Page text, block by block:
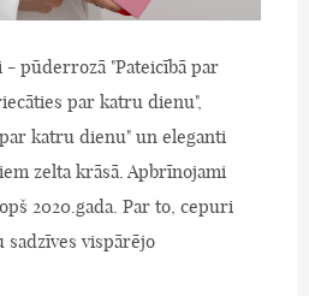
pūderrozā "Pateicībā par
par katru dienu",
katru dienu" un eleganti
zelta krāsā. Apbrīnojami
2020.gada. Par to, cepuri
sadzīves vispārējo